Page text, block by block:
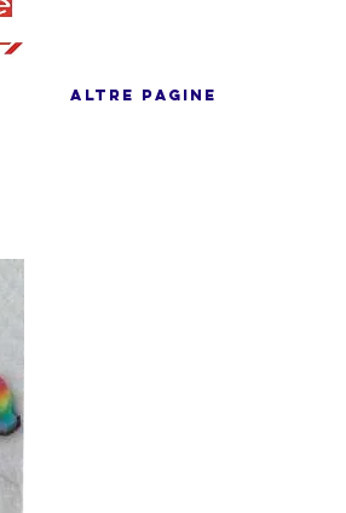
ALTRE PAGINE